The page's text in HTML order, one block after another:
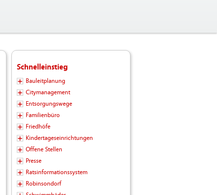
Schnelleinstieg
Bauleitplanung
Citymanagement
Entsorgungswege
Familienbüro
Friedhöfe
Kindertageseinrichtungen
Offene Stellen
Presse
Ratsinformationssystem
Robinsondorf